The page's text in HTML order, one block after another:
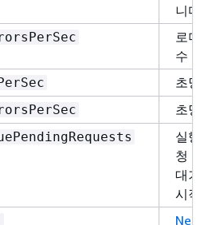
니다.
로더
수
초당
초당
실행
청
대기
시작